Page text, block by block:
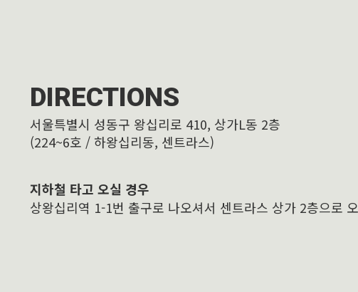
DIRECTIONS
서울특별시 성동구 왕십리로 410, 상가L동 2층
(224~6호 / 하왕십리동, 센트라스)
지하철 타고 오실 경우
상왕십리역 1-1번 출구로 나오셔서 센트라스 상가 2층으로